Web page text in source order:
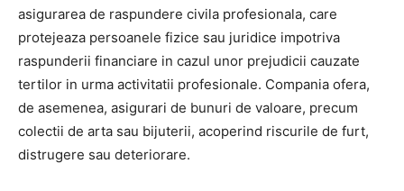
asigurarea de raspundere civila profesionala, care
protejeaza persoanele fizice sau juridice impotriva
raspunderii financiare in cazul unor prejudicii cauzate
tertilor in urma activitatii profesionale. Compania ofera,
de asemenea, asigurari de bunuri de valoare, precum
colectii de arta sau bijuterii, acoperind riscurile de furt,
distrugere sau deteriorare.